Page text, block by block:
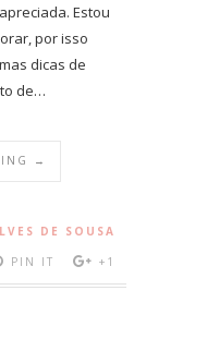
Estou
por isso
dicas de
de…
→
DE SOUSA
PIN IT +1